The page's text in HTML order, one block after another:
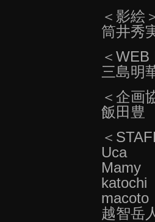
＜影絵
筒井秀
＜
三島明
＜企画
飯田豊
＜
Uca
Mamy
katochi
macoto
越智岳